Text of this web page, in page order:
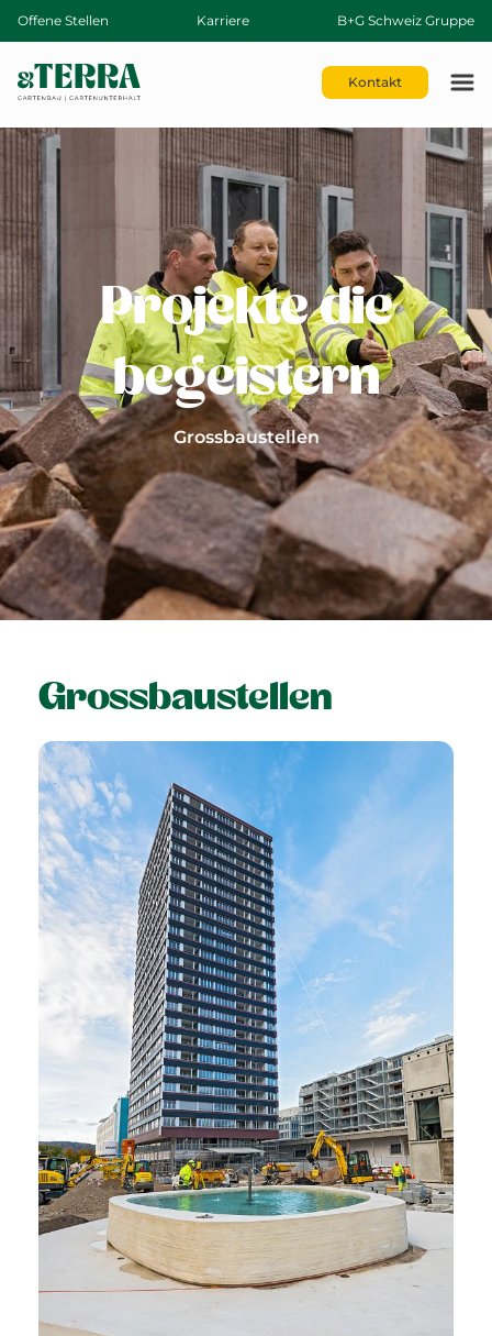
Offene Stellen Karriere B+G Schweiz Gruppe
Kontakt
Projekte die
begeistern
Grossbaustellen
Grossbaustellen